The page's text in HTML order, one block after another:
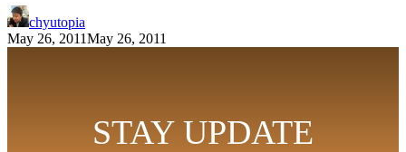
chyutopia
May 26, 2011May 26, 2011
STAY UPDATE